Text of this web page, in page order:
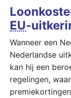
EU-
Wanneer een
Nederlandse
kan hij een
regelingen,